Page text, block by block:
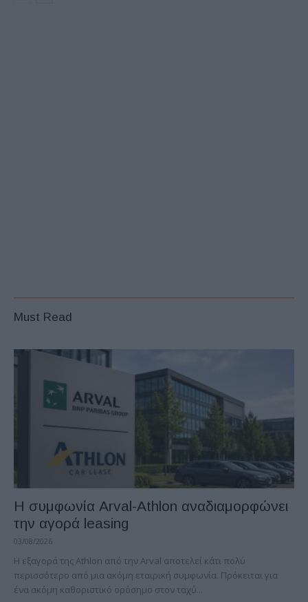
Must Read
Η συμφωνία Arval-Athlon αναδιαμορφώνει
την αγορά leasing
03/08/2026
Η εξαγορά της Athlon από την Arval αποτελεί κάτι πολύ
περισσότερο από μια ακόμη εταιρική συμφωνία. Πρόκειται για
ένα ακόμη καθοριστικό ορόσημο στον ταχύ...